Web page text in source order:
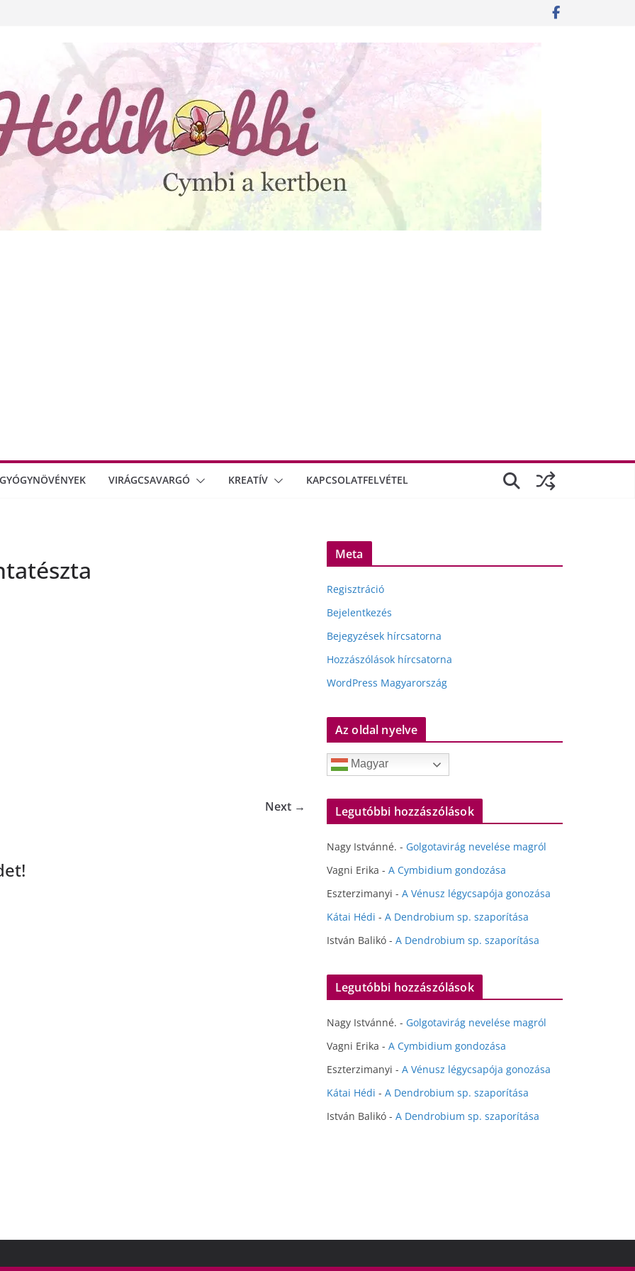
GYÓGYNÖVÉNYEK VIRÁGCSAVARGÓ KREATÍV KAPCSOLATFELVÉTEL
Next →
Meta
Regisztráció
Bejelentkezés
Bejegyzések hírcsatorna
Hozzászólások hírcsatorna
WordPress Magyarország
Az oldal nyelve
Magyar
Legutóbbi hozzászólások
Nagy Istvánné. - Golgotavirág nevelése magról
Vagni Erika - A Cymbidium gondozása
Eszterzimanyi - A Vénusz légycsapója gonozása
Kátai Hédi - A Dendrobium sp. szaporítása
István Balikó - A Dendrobium sp. szaporítása
Legutóbbi hozzászólások
Nagy Istvánné. - Golgotavirág nevelése magról
Vagni Erika - A Cymbidium gondozása
Eszterzimanyi - A Vénusz légycsapója gonozása
Kátai Hédi - A Dendrobium sp. szaporítása
István Balikó - A Dendrobium sp. szaporítása